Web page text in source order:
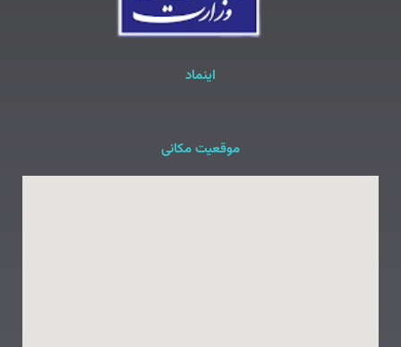
اینماد
موقعیت مکانی